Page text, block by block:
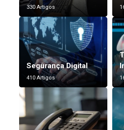
330 Artigos
Segurança Digital
410 Artigos